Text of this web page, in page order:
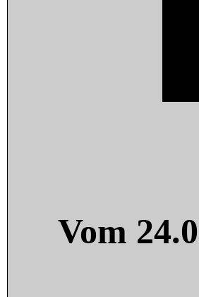
Vom